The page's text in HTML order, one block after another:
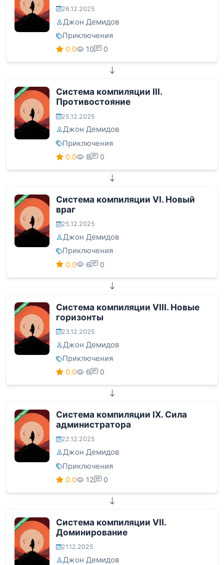
26.12.2025
Джон Демидов
Приключения
0.0 10 0
ЗАВЕРШЕНА
Система компиляции III.
Противостояние
25.12.2025
Джон Демидов
Приключения
0.0 8 0
ЗАВЕРШЕНА
Система компиляции VI. Новый
враг
25.12.2025
Джон Демидов
Приключения
0.0 6 0
ЗАВЕРШЕНА
Система компиляции VIII. Новые
горизонты
23.12.2025
Джон Демидов
Приключения
0.0 6 0
ЗАВЕРШЕНА
Система компиляции IX. Сила
администратора
22.12.2025
Джон Демидов
Приключения
0.0 12 0
ЗАВЕРШЕНА
Система компиляции VII.
Доминирование
21.12.2025
Джон Демидов